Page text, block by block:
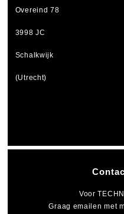
Voor
Graag emailen met
Overeind 78
3998 JC
Schalkwijk
(Utrecht)